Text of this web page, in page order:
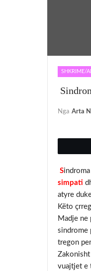
SHKRIME/
Nga Arta
S
simpati
atyre
Këto
Madje ne
sindrome
tregon
vuajtjet e